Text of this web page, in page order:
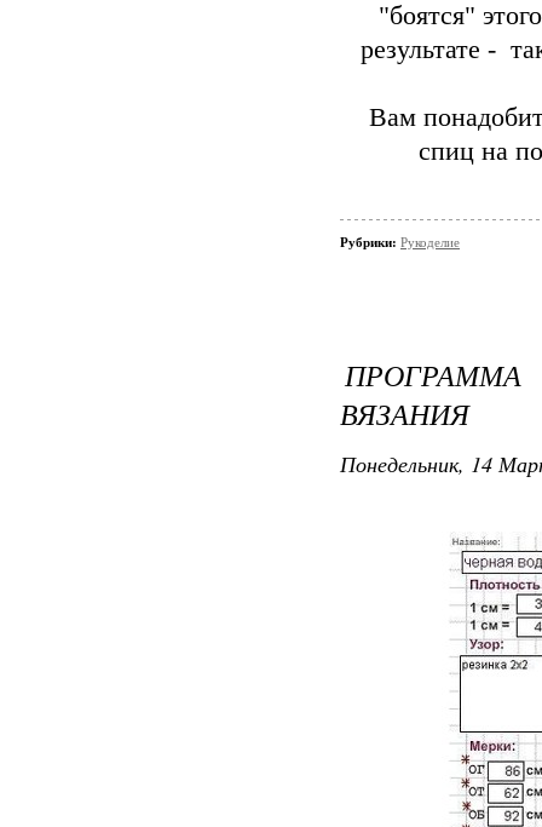
"боятся"
результате -
Вам
спиц на
Рубрики: Рукоделие
ВЯЗАНИЯ
Понедельник, 14